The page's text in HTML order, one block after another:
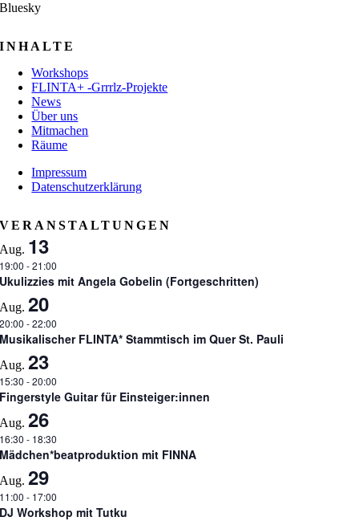
Bluesky
INHALTE
Workshops
FLINTA+ -Grrrlz-Projekte
News
Über uns
Mitmachen
Räume
Impressum
Datenschutzerklärung
VERANSTALTUNGEN
Aug. 13
19:00 -21:00
Ukulizzies mit Angela Gobelin (Fortgeschritten)
Aug. 20
20:00 -22:00
Musikalischer FLINTA* Stammtisch im Quer St. Pauli
Aug. 23
15:30 -20:00
Fingerstyle Guitar für Einsteiger:innen
Aug. 26
16:30 - 18:30
Mädchen*beatproduktion mit FINNA
Aug. 29
11:00 - 17:00
DJ Workshop mit Tutku